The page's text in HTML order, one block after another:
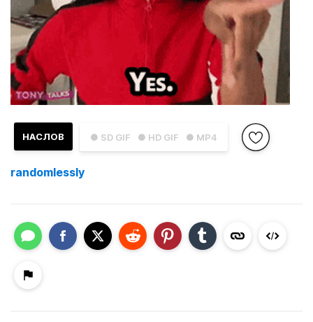
● SD GIF ● HD GIF ● MP4
НАСЛОВ
randomlessly